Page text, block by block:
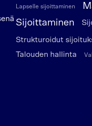
Lapselle sijoittaminen
Sijoittaminen
Strukturoidut
Talouden hallinta